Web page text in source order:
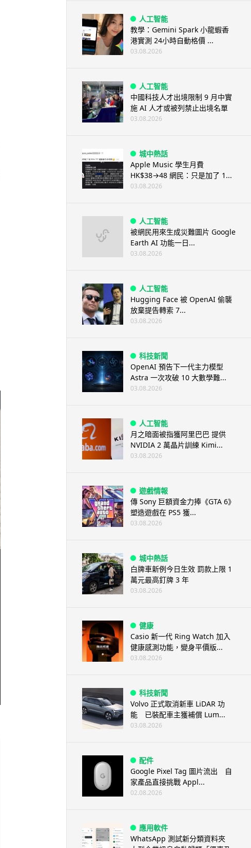
人工智能
教學：Gemini Spark 小龍蝦香
港實測 24小時自動格價 ...
03.08.2026
人工智能
中國科技人才出境限制 9 月中實
施 AI 人才或被列禁止出境名單
03.08.2026
城中熱話
Apple Music 學生月費
HK$38→48 網民：只是加了 1...
03.08.2026
人工智能
被網民用來生成災難圖片 Google
Earth AI 功能一日...
03.08.2026
人工智能
Hugging Face 被 OpenAI 偷襲
放棄提告轉索 7...
03.08.2026
科技新聞
OpenAI 預告下一代主力模型
Astra 一次攻破 10 大數學難...
03.08.2026
人工智能
月之暗面被指獲阿里巴巴 提供
NVIDIA 2 萬晶片訓練 Kimi...
03.08.2026
遊戲情報
傳 Sony 巨額資金力捧《GTA 6》
塑造遊戲在 PS5 獲...
03.08.2026
城中熱話
白牌車新例今日生效 罰款上限 1
萬元最高釘牌 3 年
03.08.2026
健康
Casio 新一代 Ring Watch 加入
健康感測功能，變身平價版...
03.08.2026
科技新聞
Volvo 正式取消新車 LiDAR 功
能 已裝配車主獲補償 Lum...
03.08.2026
配件
Google Pixel Tag 圖片流出 自
家產品直接挑戰 Appl...
02.08.2026
應用軟件
WhatsApp 測試新分類資料夾